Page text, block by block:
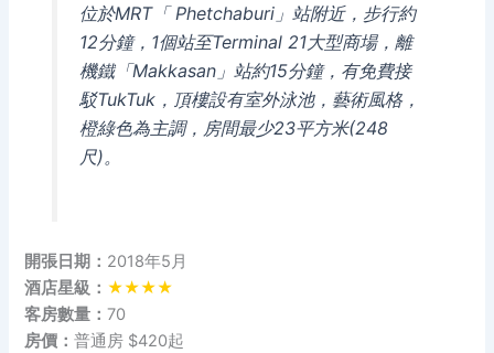
位於MRT「 Phetchaburi」站附近，步行約
12分鐘，1個站至Terminal 21大型商場，離
機鐵「Makkasan」站約15分鐘，有免費接
駁TukTuk，頂樓設有室外泳池，藝術風格，
橙綠色為主調，房間最少23平方米(248
尺)。
開張日期： 2018年5月
酒店星級： ★★★★
客房數量： 70
房價：普通房 $420起